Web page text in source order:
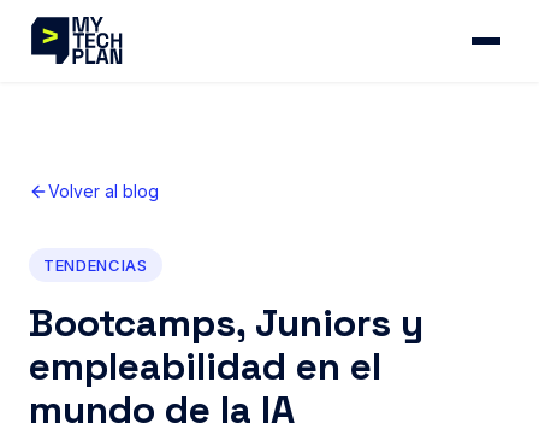
Volver al blog
TENDENCIAS
Bootcamps, Juniors y
empleabilidad en el
mundo de la IA